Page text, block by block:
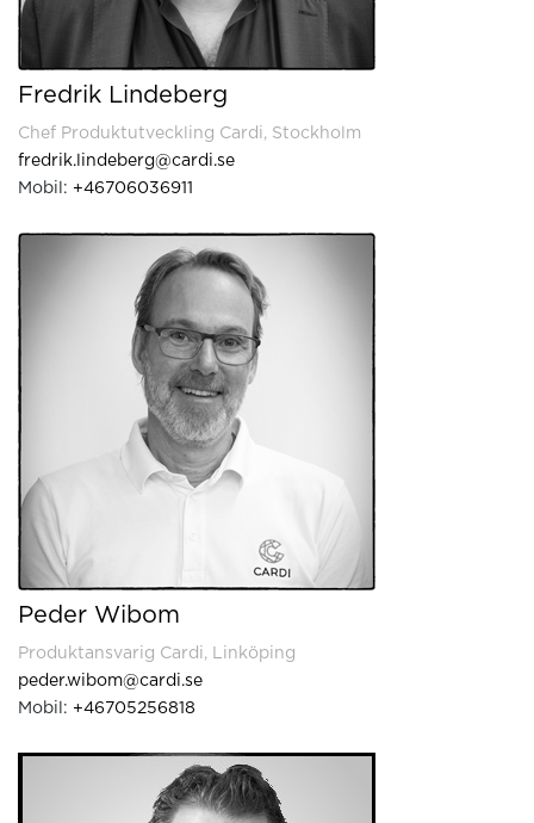
Fredrik Lindeberg
Chef Produktutveckling Cardi, Stockholm
fredrik.lindeberg@cardi.se
Mobil: +46706036911
Peder Wibom
Produktansvarig Cardi, Linköping
peder.wibom@cardi.se
Mobil: +46705256818